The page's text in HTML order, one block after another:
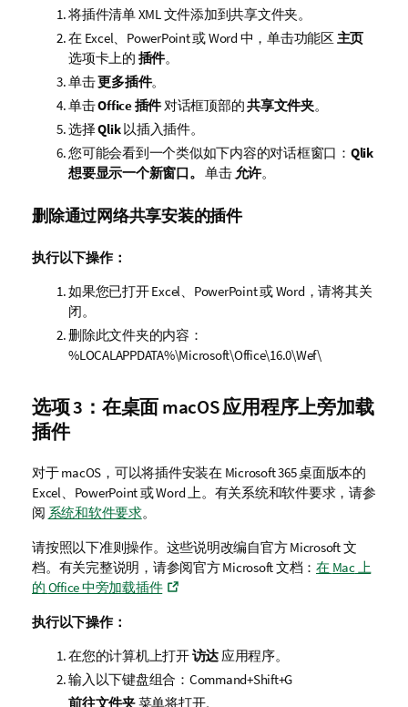
将插件清单XML文件添加到共享文件夹。
在 Excel、 PowerPoint或Word 中，单击功能区 主页
选项卡上的 插件。
单击更多插件。
单击Office 插件对话框顶部的共享文件夹。
选择Qlik以插入插件。
您可能会看到一个类似如下内容的对话框窗口： Qlik
想要显示一个新窗口。 单击 允许。
删除通过网络共享安装的插件
执行以下操作：
如果您已打开Excel、 PowerPoint或Word ，请将其关
闭。
删除此文件夹的内容：
%LOCALAPPDATA%\Microsoft\Office\16.0\Wef\
选项 3：在桌面macOS应用程序上旁加载
插件
对于macOS ，可以将插件安装在 Microsoft 365桌面版本的
Excel、 PowerPoint或Word上。有关系统和软件要求，请参
阅 系统和软件要求。
请按照以下准则操作。这些说明改编自官方 Microsoft 文
档。有关完整说明，请参阅官方 Microsoft 文档： 在 Mac上
的 Office中旁加载插件
执行以下操作：
在您的计算机上打开访达 应用程序。
输入以下键盘组合：Command+Shift+G
前往文件夹菜单将打开。